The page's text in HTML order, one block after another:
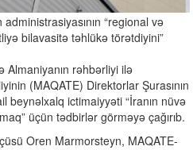
“regional və
bilavasitə təhlükə törətdiyini”
Almaniyanın rəhbərliyi ilə
(MAQATE) Direktorlar Şurasının
beynəlxalq ictimaiyyəti “İranın nüvə
üçün tədbirlər görməyə çağırıb.
Oren Marmorsteyn, MAQATE-